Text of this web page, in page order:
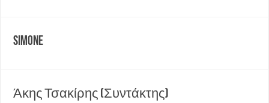
Simone
Άκης Τσακίρης (Συντάκτης)